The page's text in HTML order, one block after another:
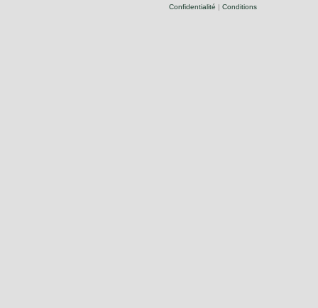
Confidentialité | Conditions